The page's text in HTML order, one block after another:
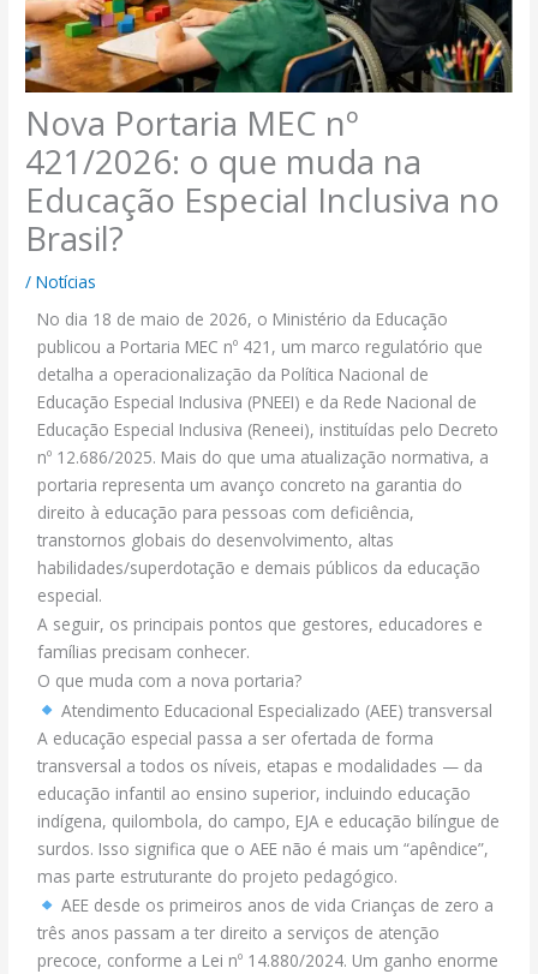
Nova Portaria MEC nº
421/2026: o que muda na
Educação Especial Inclusiva no
Brasil?
/Notícias
No dia 18 de maio de 2026, o Ministério da Educação
publicou a Portaria MEC nº 421, um marco regulatório que
detalha a operacionalização da Política Nacional de
Educação Especial Inclusiva (PNEEI) e da Rede Nacional de
Educação Especial Inclusiva (Reneei), instituídas pelo Decreto
nº 12.686/2025. Mais do que uma atualização normativa, a
portaria representa um avanço concreto na garantia do
direito à educação para pessoas com deficiência,
transtornos globais do desenvolvimento, altas
habilidades/superdotação e demais públicos da educação
especial.
A seguir, os principais pontos que gestores, educadores e
famílias precisam conhecer.
O que muda com a nova portaria?
Atendimento Educacional Especializado (AEE) transversal
A educação especial passa a ser ofertada de forma
transversal a todos os níveis, etapas e modalidades — da
educação infantil ao ensino superior, incluindo educação
indígena, quilombola, do campo, EJA e educação bilíngue de
surdos. Isso significa que o AEE não é mais um “apêndice”,
mas parte estruturante do projeto pedagógico.
AEE desde os primeiros anos de vida Crianças de zero a
três anos passam a ter direito a serviços de atenção
precoce, conforme a Lei nº 14.880/2024. Um ganho enorme